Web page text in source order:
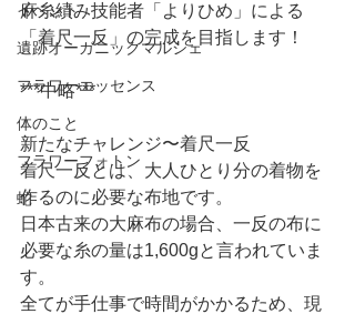
イベント
遺跡オーガニックマルシェ
フラワーエッセンス
体のこと
フラワーフォトン
蛇
麻糸績み技能者「よりひめ」による
「着尺一反」の完成を目指します！
***中略***
新たなチャレンジ〜着尺一反
着尺一反とは、大人ひとり分の着物を
作るのに必要な布地です。
日本古来の大麻布の場合、一反の布に
必要な糸の量は1,600gと言われていま
す。
全てが手仕事で時間がかかるため、現